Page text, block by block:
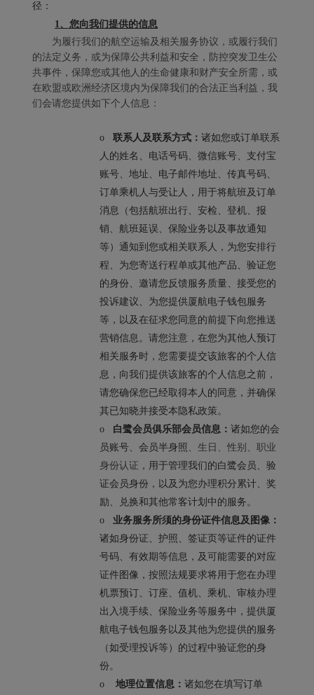
径：
1、您向我们提供的信息
为履行我们的航空运输及相关服务协议，或履行我们
的法定义务，或为保障公共利益和安全，防控突发卫生公
共事件，保障您或其他人的生命健康和财产安全所需，或
在欧盟或欧洲经济区境内为保障我们的合法正当利益，我
们会请您提供如下个人信息：
o 联系人及联系方式： 诸如您或订单联系
人的姓名、电话号码、微信账号、支付宝
账号、地址、电子邮件地址、传真号码、
订单乘机人与受让人，用于将航班及订单
消息（包括航班出行、安检、登机、报
销、航班延误、保险业务以及事故通知
等）通知到您或相关联系人，为您安排行
程、为您寄送行程单或其他产品、验证您
的身份、邀请您反馈服务质量、接受您的
投诉建议、为您提供厦航电子钱包服务
等，以及在征求您同意的前提下向您推送
营销信息。请您注意，在您为其他人预订
相关服务时，您需要提交该旅客的个人信
息，向我们提供该旅客的个人信息之前，
请您确保您已经取得本人的同意，并确保
其已知晓并接受本隐私政策。
o 白鹭会员俱乐部会员信息： 诸如您的会
员账号、会员半身照 、生日、性别、职业
身份认证 ， 用于管理我们的白鹭会员、验
证会员身份，以及为您办理积分累计、奖
励、兑换和其他常客计划中的服务。
o 业务服务所须的身份证件信息及图像：
诸如身份证、护照、签证页等证件的证件
号码、有效期等信息，及可能需要的对应
证件图像，按照法规要求将用于您在办理
机票预订、订座、值机、乘机、审核办理
出入境手续、保险业务等服务中，提供厦
航电子钱包服务以及其他为您提供的服务
（如受理投诉等）的过程中验证您的身
份。
o 地理位置信息： 诸如您在填写订单